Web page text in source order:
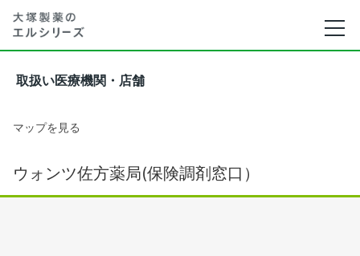
取扱い医療機関・店舗
マップを見る
ウォンツ佐方薬局(保険調剤窓口）